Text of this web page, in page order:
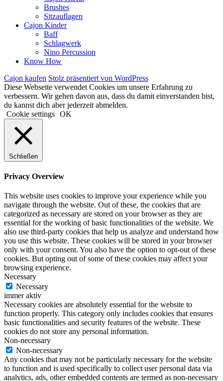
Brushes
Sitzauflagen
Cajon Kinder
Baff
Schlagwerk
Nino Percussion
Know How
Cajon kaufen Stolz präsentiert von WordPress
Diese Webseite verwendet Cookies um unsere Erfahrung zu
verbessern. Wir gehen davon aus, dass du damit einverstanden bist,
du kannst dich aber jederzeit abmelden.
Cookie settings OK
Schließen
Privacy Overview
This website uses cookies to improve your experience while you
navigate through the website. Out of these, the cookies that are
categorized as necessary are stored on your browser as they are
essential for the working of basic functionalities of the website. We
also use third-party cookies that help us analyze and understand how
you use this website. These cookies will be stored in your browser
only with your consent. You also have the option to opt-out of these
cookies. But opting out of some of these cookies may affect your
browsing experience.
Necessary
Necessary
immer aktiv
Necessary cookies are absolutely essential for the website to
function properly. This category only includes cookies that ensures
basic functionalities and security features of the website. These
cookies do not store any personal information.
Non-necessary
Non-necessary
Any cookies that may not be particularly necessary for the website
to function and is used specifically to collect user personal data via
analytics, ads, other embedded contents are termed as non-necessary